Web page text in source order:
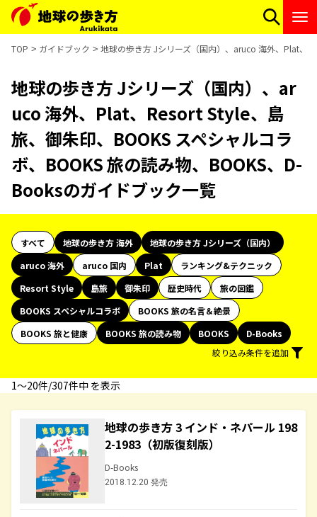
TOP ガイドブック 地球の歩き方 Jシリーズ（国内）、aruco 海外、Plat、
地球の歩き方 Jシリーズ（国内）、ar
uco 海外、Plat、Resort Style、島
旅、御朱印、BOOKS スペシャルコラ
ボ、BOOKS 旅の読み物、BOOKS、D-
Booksのガイドブック一覧
すべて 地球の歩き方 海外
地球の歩き方 Jシリーズ（国内）
aruco 海外
aruco 国内 Plat
ランキング&テクニック
Resort Style
島旅 御朱印 歴史時代
旅の図鑑
BOOKS スペシャルコラボ
BOOKS 旅の名言＆絶景
BOOKS 旅と健康
BOOKS 旅の読み物 BOOKS
D-Books
絞り込み条件を追加
1〜20件/307件中 を表示
地球の歩き方 3 インド・ネパール 198
2-1983（初版復刻版）
D-Books
2018.12.20 発売